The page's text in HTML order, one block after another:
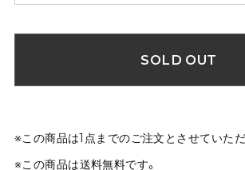
SOLD OUT
※この商品は1点までのご注文とさせていただ
※この商品は送料無料です。